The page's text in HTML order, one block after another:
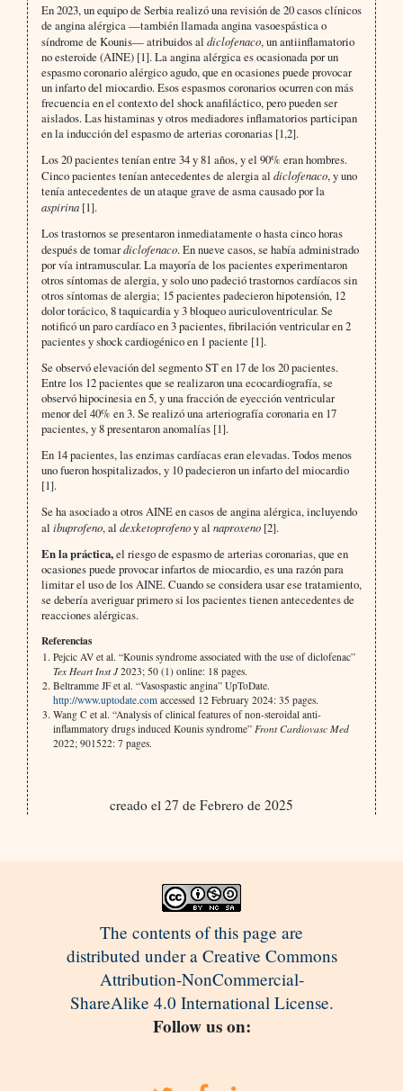
En 2023, un equipo de Serbia realizó una revisión de 20 casos clínicos
de angina alérgica —también llamada angina vasoespástica o
síndrome de Kounis— atribuidos al diclofenaco, un antiinflamatorio
no esteroide (AINE) [1]. La angina alérgica es ocasionada por un
espasmo coronario alérgico agudo, que en ocasiones puede provocar
un infarto del miocardio. Esos espasmos coronarios ocurren con más
frecuencia en el contexto del shock anafiláctico, pero pueden ser
aislados. Las histaminas y otros mediadores inflamatorios participan
en la inducción del espasmo de arterias coronarias [1,2].
Los 20 pacientes tenían entre 34 y 81 años, y el 90% eran hombres.
Cinco pacientes tenían antecedentes de alergia al diclofenaco, y uno
tenía antecedentes de un ataque grave de asma causado por la
aspirina[1].
Los trastornos se presentaron inmediatamente o hasta cinco horas
después de tomardiclofenaco. En nueve casos, se había administrado
por vía intramuscular. La mayoría de los pacientes experimentaron
otros síntomas de alergia, y solo uno padeció trastornos cardíacos sin
otros síntomas de alergia; 15 pacientes padecieron hipotensión, 12
dolor torácico, 8 taquicardia y 3 bloqueo auriculoventricular. Se
notificó un paro cardíaco en 3 pacientes, fibrilación ventricular en 2
pacientes y shock cardiogénico en 1 paciente [1].
Se observó elevación del segmento ST en 17 de los 20 pacientes.
Entre los 12 pacientes que se realizaron una ecocardiografía, se
observó hipocinesia en 5, y una fracción de eyección ventricular
menor del 40% en 3. Se realizó una arteriografía coronaria en 17
pacientes, y 8 presentaron anomalías [1].
En 14 pacientes, las enzimas cardíacas eran elevadas. Todos menos
uno fueron hospitalizados, y 10 padecieron un infarto del miocardio
[1].
Se ha asociado a otros AINE en casos de angina alérgica, incluyendo
al ibuprofeno, al dexketoprofenoy al naproxeno[2].
En la práctica,el riesgo de espasmo de arterias coronarias, que en
ocasiones puede provocar infartos de miocardio, es una razón para
limitar el uso de los AINE. Cuando se considera usar ese tratamiento,
se debería averiguar primero si los pacientes tienen antecedentes de
reacciones alérgicas.
Referencias
Pejcic AV et al. “Kounis syndrome associated with the use of diclofenac”
Tex Heart Inst J2023; 50 (1) online: 18 pages.
Beltramme JF et al. “Vasospastic angina” UpToDate.
http://www.uptodate.comaccessed 12 February 2024: 35 pages.
Wang C et al. “Analysis of clinical features of non-steroidal anti-
inflammatory drugs induced Kounis syndrome” Front Cardiovasc Med
2022; 901522: 7 pages.
creado el 27 de Febrero de 2025
The contents of this page are
distributed under a Creative Commons
Attribution-NonCommercial-
ShareAlike 4.0 International License.
Follow us on: